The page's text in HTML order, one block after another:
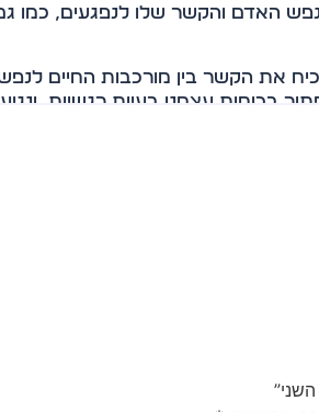
נפש האדם והקשר שלו לנפגעים, כמו
את הקשר בין מורכבות החיים
בכוחות עצמנו בעיות רגשיות,
ונכונות.